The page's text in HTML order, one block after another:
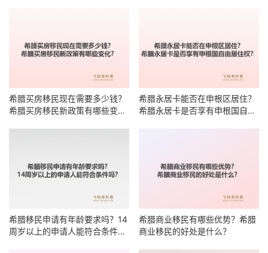
希腊买房移民现在需要多少钱？
希腊买房移民新政策有哪些变
希腊永居卡能否在申根区居住？
希腊永居卡是否享有申根国自由
希腊移民申请有年龄要求吗？14
周岁以上的申请人能符合条件
希腊商业移民有哪些优势？希腊
商业移民的好处是什么？